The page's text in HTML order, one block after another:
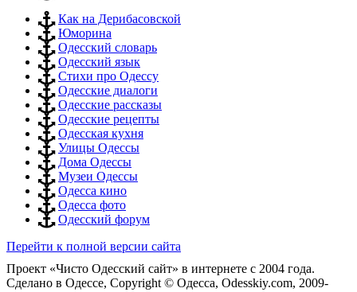
Как на Дерибасовской
Юморина
Одесский словарь
Одесский язык
Стихи про Одессу
Одесские диалоги
Одесские рассказы
Одесские рецепты
Одесская кухня
Улицы Одессы
Дома Одессы
Музеи Одессы
Одесса кино
Одесса фото
Одесский форум
Перейти к полной версии сайта
Проект «Чисто Одесский сайт» в интернете с 2004 года.
Сделано в Одессе, Copyright © Одесса, Odesskiy.com, 2009-